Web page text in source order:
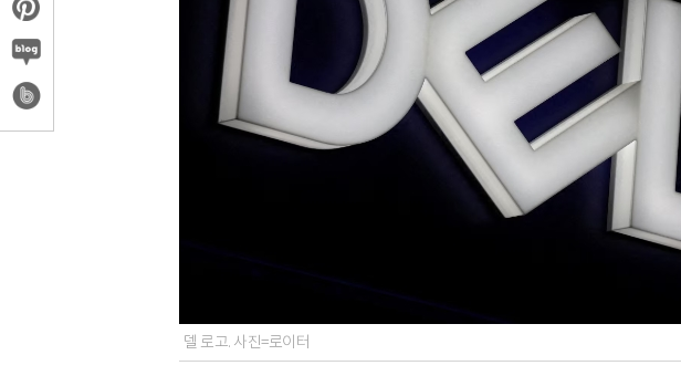
델 로고. 사진=로이터